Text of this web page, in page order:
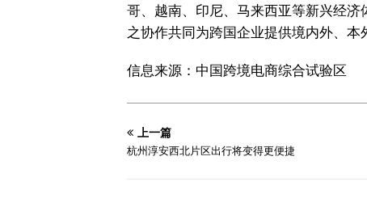
哥、越南、印尼、马来西亚等新兴经
之协作共同为跨国企业提供境内外、本
信息来源：中国跨境电商综合试验区
上一篇
杭州淳安西北片区出行将变得更便捷